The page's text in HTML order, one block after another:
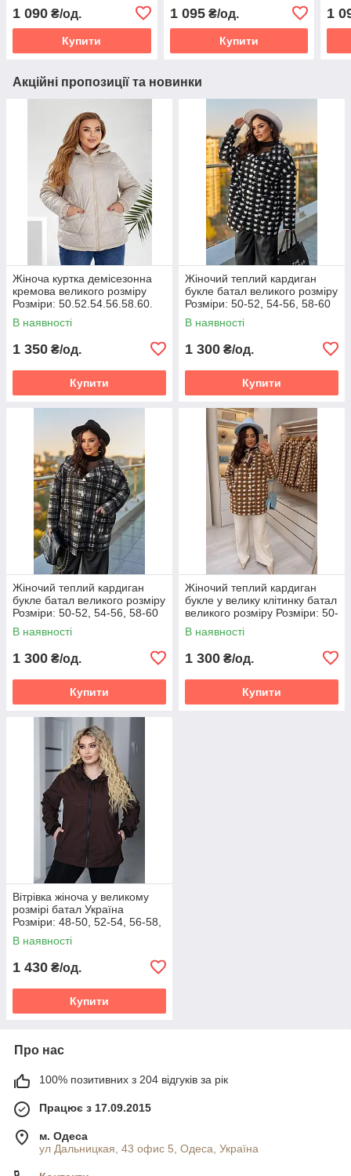
1 090 ₴/од.
Купити
1 095₴/од.
Купити
1
Акційні пропозиції та новинки
Жіноча куртка демісезонна
кремова великого розміру
Розміри: 50.52.54.56.58.60.
В наявності
1 350 ₴/од.
Купити
Жіночий теплий кардиган
букле батал великого розміру
Розміри: 50-52, 54-56, 58-60
В наявності
1 300 ₴/од.
Купити
Жіночий теплий кардиган
букле батал великого розміру
Розміри: 50-52, 54-56, 58-60
В наявності
1 300 ₴/од.
Купити
Жіночий теплий кардиган
букле у велику клітинку батал
великого розміру Розміри: 50-
52, 54-56, 58-60
В наявності
1 300 ₴/од.
Купити
Вітрівка жіноча у великому
розмірі батал Україна
Розміри: 48-50, 52-54, 56-58,
60-62
В наявності
1 430 ₴/од.
Купити
Про нас
100% позитивних з 204 відгуків за рік
Працює з 17.09.2015
м. Одеса
ул Дальницкая, 43 офис 5, Одеса, Україна